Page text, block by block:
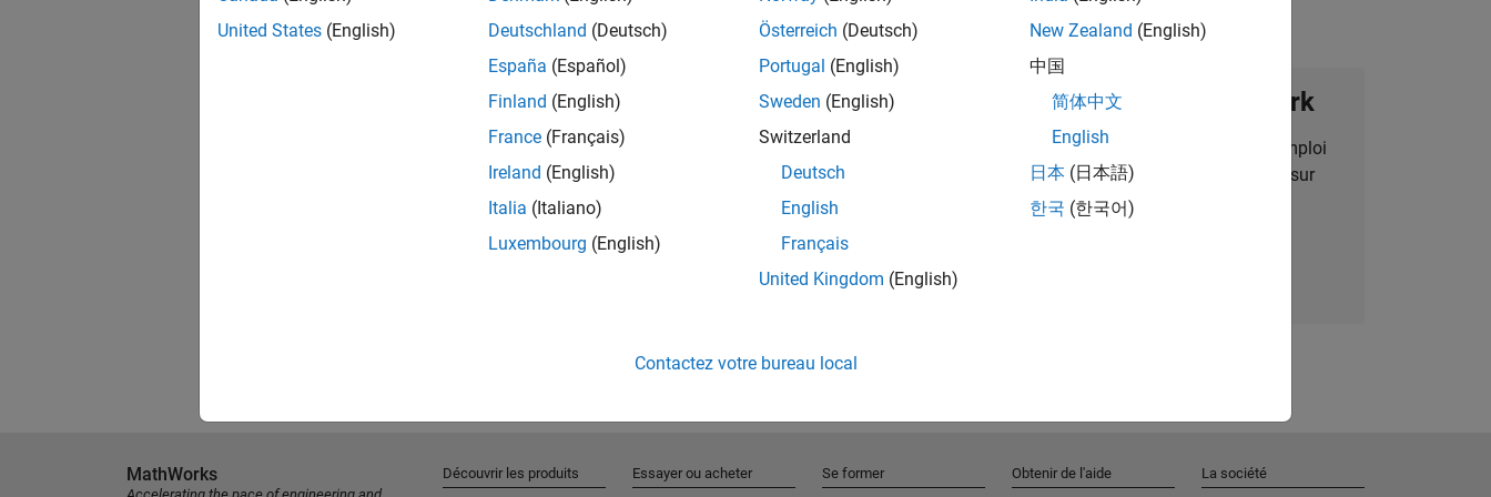
Rejoignez notre Talent Network
Recevez des alertes pour des opportunités d'emploi
personnalisées, des articles et des actualités sur
l'entreprise.
United States (English)
Deutschland (Deutsch)
España (Español)
Finland (English)
France (Français)
Ireland (English)
Italia (Italiano)
Luxembourg (English)
Österreich (Deutsch)
Portugal (English)
Sweden (English)
Switzerland
Deutsch
English
Français
United Kingdom (English)
New Zealand (English)
中国
简体中文
English
日本 (日本語)
한국 (한국어)
Contactez votre bureau local
MathWorks Découvrir les produits Essayer ou acheter Se former Obtenir de l'aide La société